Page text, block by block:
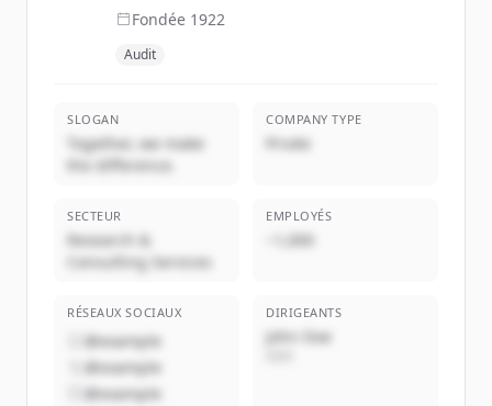
Fondée 1922
Audit
SLOGAN
Together, we make
the difference.
COMPANY TYPE
Privée
SECTEUR
Research &
Consulting Services
EMPLOYÉS
~1,000
RÉSEAUX SOCIAUX
@example
@example
@example
DIRIGEANTS
John Doe